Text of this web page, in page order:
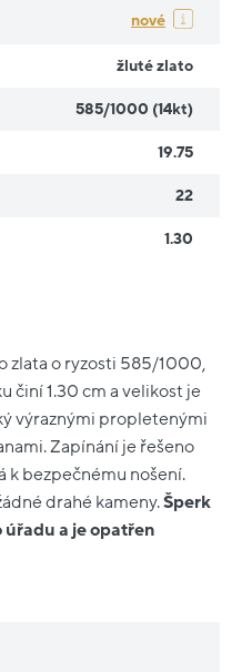
zlata o ryzosti 585/1000,
činí 1.30 cm a velikost je
výraznými propletenými
Zapínání je řešeno
k bezpečnému nošení.
drahé kameny.Šperk
a je opatřen
nové
žluté zlato
585/1000 (14kt)
19.75
22
1.30